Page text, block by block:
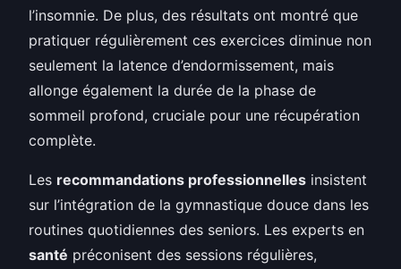
l’insomnie. De plus, des résultats ont montré que
pratiquer régulièrement ces exercices diminue non
seulement la latence d’endormissement, mais
allonge également la durée de la phase de
sommeil profond, cruciale pour une récupération
complète.
Les recommandations professionnelles insistent
sur l’intégration de la gymnastique douce dans les
routines quotidiennes des seniors. Les experts en
santé préconisent des sessions régulières,